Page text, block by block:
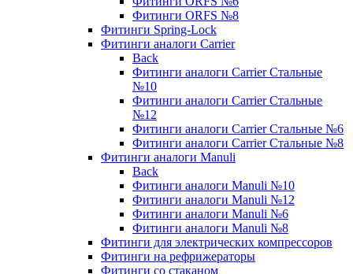
Фитинги ORFS №8
Фитинги Spring-Lock
Фитинги аналоги Carrier
Back
Фитинги аналоги Carrier Стальные
№10
Фитинги аналоги Carrier Стальные
№12
Фитинги аналоги Carrier Стальные №6
Фитинги аналоги Carrier Стальные №8
Фитинги аналоги Manuli
Back
Фитинги аналоги Manuli №10
Фитинги аналоги Manuli №12
Фитинги аналоги Manuli №6
Фитинги аналоги Manuli №8
Фитинги для электрических компрессоров
Фитинги на рефрижераторы
Фитинги со стаканом